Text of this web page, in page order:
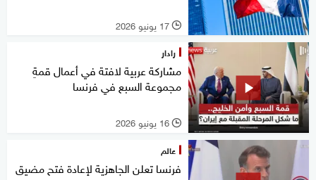
l 17 يونيو 2026
رادار
مشاركة عربية لافتة في أعمال قمةِ
مجموعة السبع في فرنسا
l 16 يونيو 2026
عالم
فرنسا تعلن الجاهزية لإعادة فتح مضيق